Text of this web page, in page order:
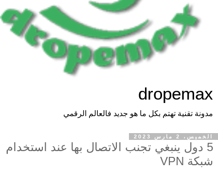
dropemax
مدونة تقنية تهتم بكل ما هو جديد فالعالم الرقمي
الخميس، 2 مارس 2023
5 دول ينبغي تجنب الاتصال بها عند استخدام
شبكة VPN